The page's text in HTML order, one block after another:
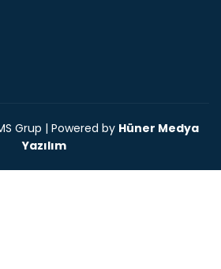
Grup | Powered by Hüner Medya
Yazılım